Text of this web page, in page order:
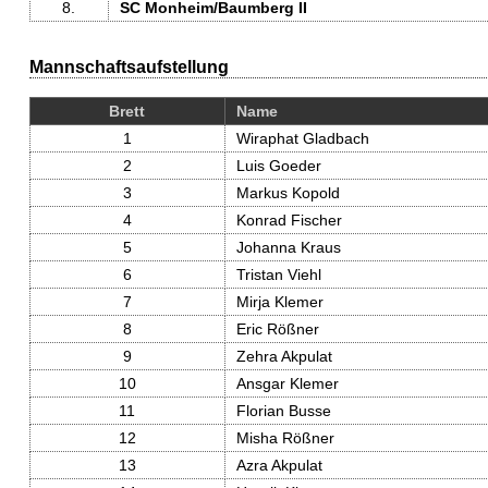
8.
SC Monheim/Baumberg II
Mannschaftsaufstellung
Brett Name
1
Wiraphat Gladbach
2
Luis Goeder
3
Markus Kopold
4
Konrad Fischer
5
Johanna Kraus
6
Tristan Viehl
7
Mirja Klemer
8
Eric Rößner
9
Zehra Akpulat
10
Ansgar Klemer
11
Florian Busse
12
Misha Rößner
13
Azra Akpulat